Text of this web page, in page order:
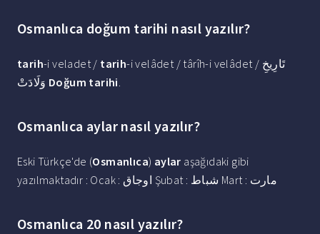
Osmanlıca doğum tarihi nasıl yazılır?
tarih-i veladet / tarih-i velâdet / târîh-i velâdet / تَارِيخِ
Doğum tarihi.
Osmanlıca aylar nasıl yazılır?
Eski Türkçe'de (Osmanlıca) aylar aşağıdaki gibi
yazılmaktadır : Ocak : اوجاق Şubat : شباط Mart : مارت
Osmanlıca 20 nasıl yazılır?